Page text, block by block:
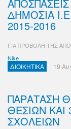
ΔΗΜΟΣΙΑ
2015-2016
ΓΙΑ ΠΡΟΒΟΛΗ ΤΗΣ
Nike
ΔΙΟΙΚΗΤΙΚΑ 19
ΠΑΡΑΤΑΣΗ
ΘΕΣΙΩΝ
ΣΧΟΛΕΙΩΝ